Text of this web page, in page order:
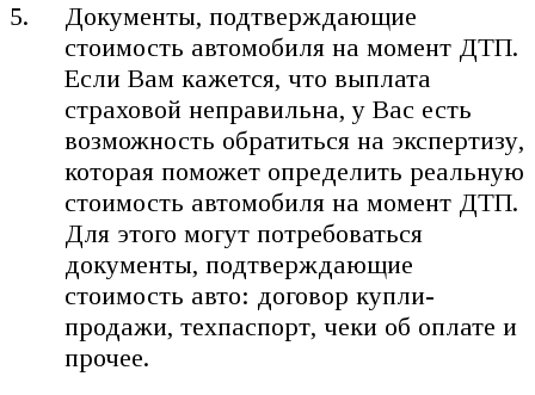
Документы, подтверждающие
стоимость автомобиля на момент ДТП.
Если Вам кажется, что выплата
страховой неправильна, у Вас есть
возможность обратиться на экспертизу,
которая поможет определить реальную
стоимость автомобиля на момент ДТП.
Для этого могут потребоваться
документы, подтверждающие
стоимость авто: договор купли-
продажи, техпаспорт, чеки об оплате и
прочее.